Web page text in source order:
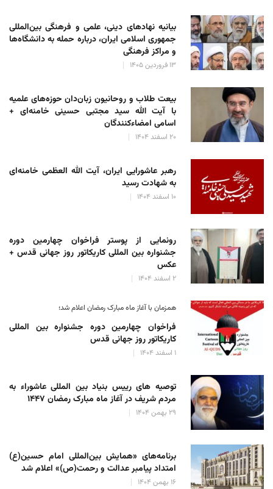
بیانیه نهادهای دینی، علمی و فرهنگی بین‌المللی
جمهوری اسلامی ایران، درباره حمله به دانشگاه‌ها
و مراکز فرهنگی
۱۳ فروردین ۱۴۰۵
بیعت طلاب و روحانیون زبان‌دان حوزه‌های علمیه
با آیت الله سید مجتبی حسینی خامنه‌ای +
اسامی امضاءکنندگان
۲۰ اسفند ۱۴۰۴
رهبر عاشورایی ایران، آیت الله العظمی خامنه‌ای
به شهادت رسید
۱۰ اسفند ۱۴۰۴
رونمایی از پوستر فراخوان چهارمین دوره
جشنواره بین المللی کاریکاتور روز جهانی قدس +
عکس
۲ اسفند ۱۴۰۴
همزمان با آغاز ماه مبارک رمضان اعلام شد؛
فراخوان چهارمین دوره جشنواره بین المللی
کاریکاتور روز جهانی قدس
۱ اسفند ۱۴۰۴
توصیه های رییس بنیاد بین المللی عاشوراء به
مردم شریف در آغاز ماه مبارک رمضان ۱۴۴۷
۲۹ بهمن ۱۴۰۴
برنامه‌های «همایش بین‌المللی امام حسین(ع)
امتداد پیامبر عدالت و رحمت(ص)» اعلام شد
۱۶ بهمن ۱۴۰۴